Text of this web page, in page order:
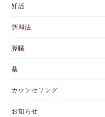
妊活
調理法
膵臓
薬
カウンセリング
お知らせ